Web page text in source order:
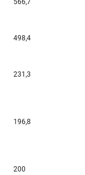
566,7
498,4
231,3
196,8
200